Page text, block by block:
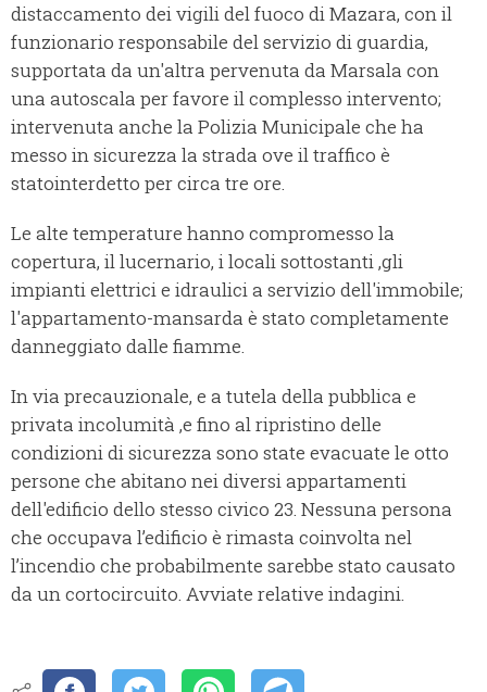
distaccamento dei vigili del fuoco di Mazara, con il
funzionario responsabile del servizio di guardia,
supportata da un'altra pervenuta da Marsala con
una autoscala per favore il complesso intervento;
intervenuta anche la Polizia Municipale che ha
messo in sicurezza la strada ove il traffico è
statointerdetto per circa tre ore.
Le alte temperature hanno compromesso la
copertura, il lucernario, i locali sottostanti ,gli
impianti elettrici e idraulici a servizio dell'immobile;
l'appartamento-mansarda è stato completamente
danneggiato dalle fiamme.
In via precauzionale, e a tutela della pubblica e
privata incolumità ,e fino al ripristino delle
condizioni di sicurezza sono state evacuate le otto
persone che abitano nei diversi appartamenti
dell'edificio dello stesso civico 23. Nessuna persona
che occupava l’edificio è rimasta coinvolta nel
l’incendio che probabilmente sarebbe stato causato
da un cortocircuito. Avviate relative indagini.